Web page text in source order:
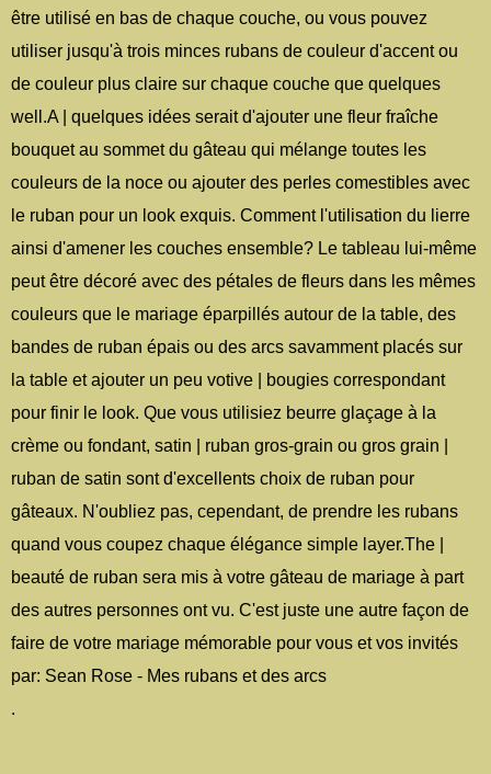
être utilisé en bas de chaque couche, ou vous pouvez
utiliser jusqu'à trois minces rubans de couleur d'accent ou
de couleur plus claire sur chaque couche que quelques
well.A | quelques idées serait d'ajouter une fleur fraîche
bouquet au sommet du gâteau qui mélange toutes les
couleurs de la noce ou ajouter des perles comestibles avec
le ruban pour un look exquis. Comment l'utilisation du lierre
ainsi d'amener les couches ensemble? Le tableau lui-même
peut être décoré avec des pétales de fleurs dans les mêmes
couleurs que le mariage éparpillés autour de la table, des
bandes de ruban épais ou des arcs savamment placés sur
la table et ajouter un peu votive | bougies correspondant
pour finir le look. Que vous utilisiez beurre glaçage à la
crème ou fondant, satin | ruban gros-grain ou gros grain |
ruban de satin sont d'excellents choix de ruban pour
gâteaux. N'oubliez pas, cependant, de prendre les rubans
quand vous coupez chaque élégance simple layer.The |
beauté de ruban sera mis à votre gâteau de mariage à part
des autres personnes ont vu. C'est juste une autre façon de
faire de votre mariage mémorable pour vous et vos invités
par: Sean Rose - Mes rubans et des arcs
.